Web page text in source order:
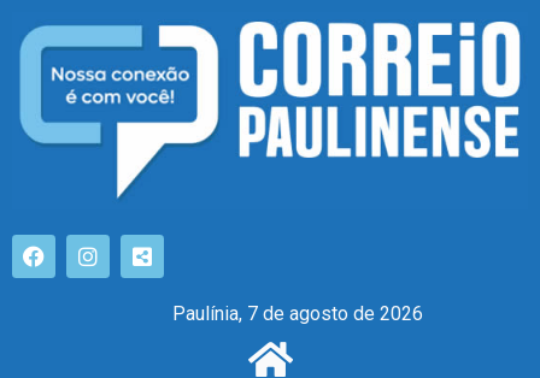
Paulínia, 7 de agosto de 2026